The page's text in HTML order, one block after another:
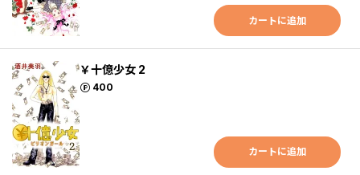
カートに追加
￥十億少女 2
400
ポイント
カートに追加